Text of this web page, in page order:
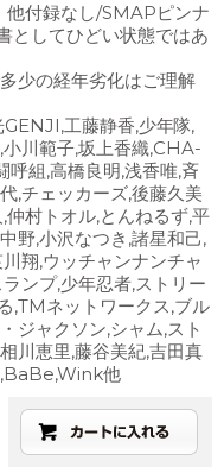
他付録なし/SMAPピンナ
としてひどい状態ではあ
少の経年劣化はご理解
工藤静香,少年隊,
川範子,坂上香織,CHA-
呼組,高橋良明,浅香唯,斉
,チェッカーズ,後藤久美
村トオル,とんねるず,平
野,小沢なつき,諸星和己,
翔,ウッチャンナンチャ
ンプ,少年忍者,ストリー
,TMネットワークス,ブル
ジャクソン,シャム,スト
川恵里,藤谷美紀,吉田真
,BaBe,Wink他